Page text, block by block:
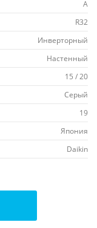
A
R32
Инверторный
Настенный
15 / 20
Серый
19
Япония
Daikin